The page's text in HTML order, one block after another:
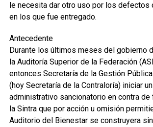
le necesita dar otro uso por los defectos
en los que fue entregado.
Antecedente
Durante los últimos meses del gobierno
la Auditoría Superior de la Federación
entonces Secretaría de la Gestión
(hoy Secretaría de la Contraloría) iniciar
administrativo sancionatorio en contra de
la Sintra que por acción u omisión
Auditorio del Bienestar se construyera